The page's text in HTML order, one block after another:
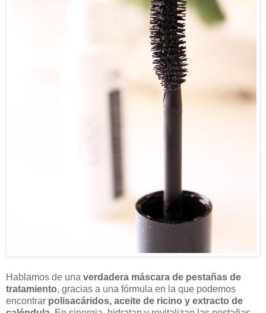
Hablamos de una verdadera máscara de pestañas de
tratamiento, gracias a una fórmula en la que podemos
encontrar polisacáridos, aceite de ricino y extracto de